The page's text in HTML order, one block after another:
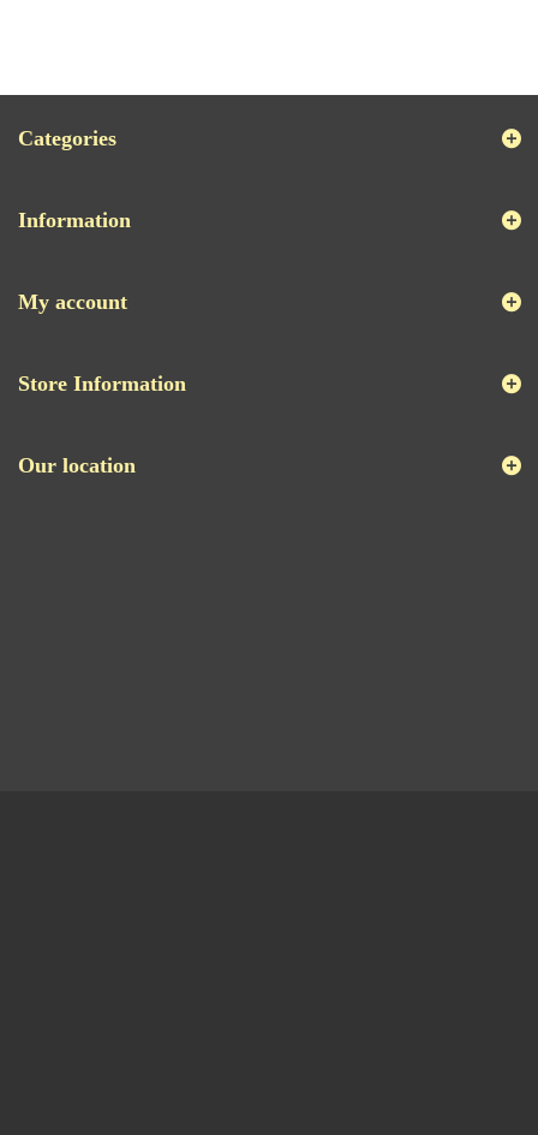
Categories
Information
My account
Store Information
Our location